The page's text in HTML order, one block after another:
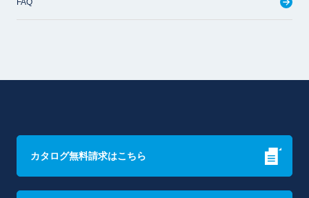
FAQ
カタログ無料請求はこちら